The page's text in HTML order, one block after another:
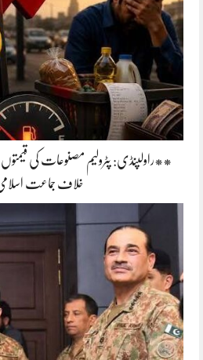
**راولپنڈی: پٹرولیم مصنوعات کی
خلاف جماعت